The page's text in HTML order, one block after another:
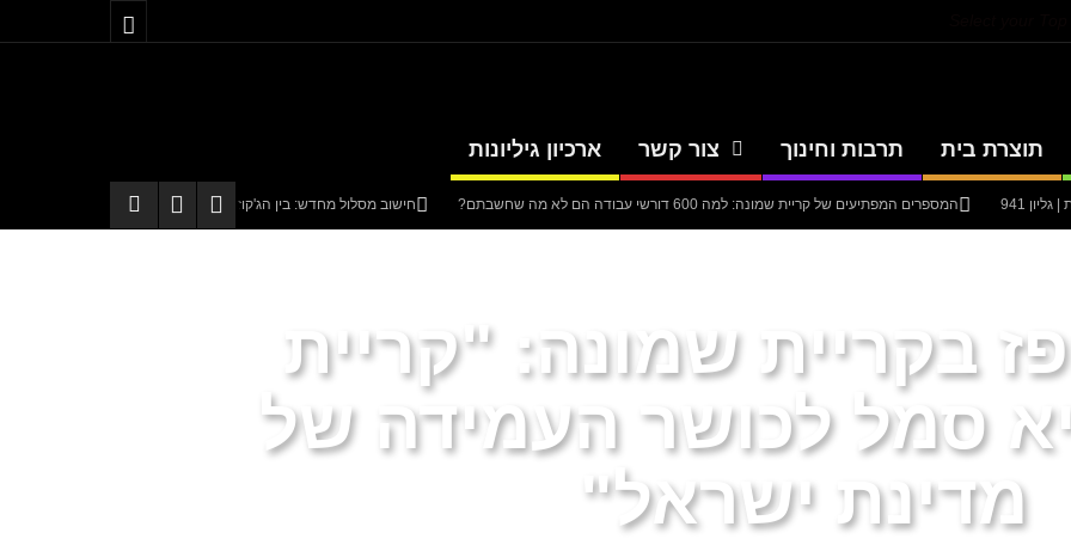
תוצרת בית תרבות וחינוך צור קשר ארכיון גיליונות
941 המספרים המפתיעים של קריית שמונה: למה 600 דורשי עבודה הם לא מה שחשבתם? חישוב מסלול מחדש: בין הג'קוזי לבבא סאלי
בקריית שמונה: "קריית
סמל לכושר העמידה של
מדינת ישראל"